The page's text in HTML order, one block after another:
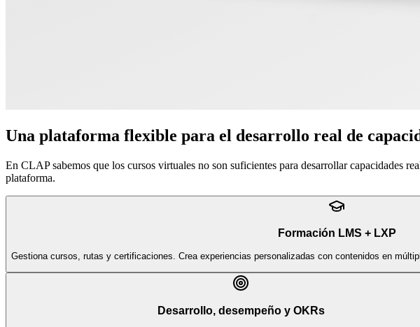
Una plataforma flexible para el desarrollo real de
En CLAP sabemos que los cursos virtuales no son suficientes para desarrollar capacidades
plataforma.
Formación LMS + LXP
Gestiona cursos, rutas y certificaciones. Crea experiencias personalizadas con contenidos en
Desarrollo, desempeño y OKRs